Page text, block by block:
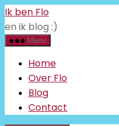
Ga
naar
de
inhoud
Ik ben Flo
en ik blog :)
Menu
Home
Over Flo
Blog
Contact